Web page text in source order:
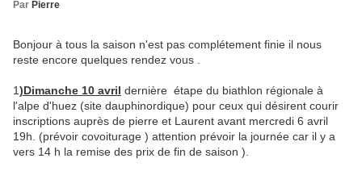
Par Pierre
Bonjour à tous la saison n'est pas complétement finie il nous
reste encore quelques rendez vous .
1)Dimanche 10 avril dernière étape du biathlon régionale à
l'alpe d'huez (site dauphinordique) pour ceux qui désirent courir
inscriptions auprès de pierre et Laurent avant mercredi 6 avril
19h. (prévoir covoiturage ) attention prévoir la journée car il y a
vers 14 h la remise des prix de fin de saison ).